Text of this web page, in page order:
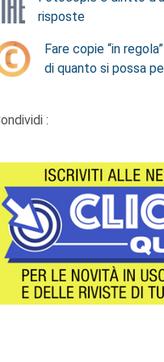
risposte
Fare copie “in
di quanto si possa
: